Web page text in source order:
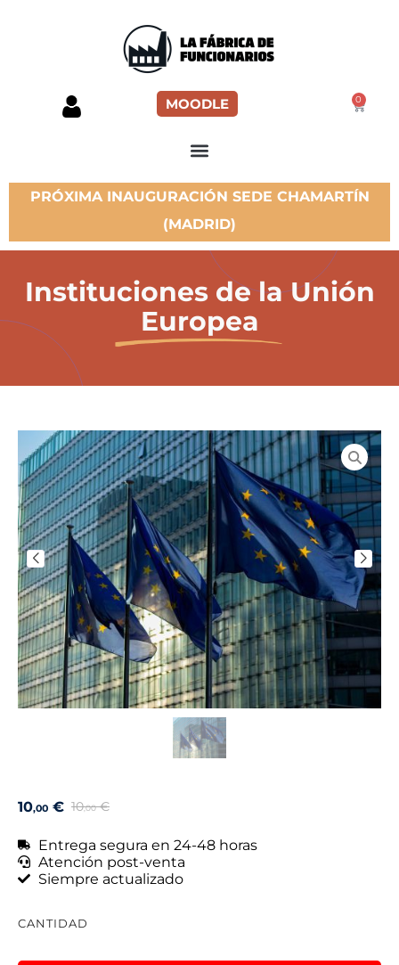
MOODLE 0
PRÓXIMA INAUGURACIÓN SEDE CHAMARTÍN
(MADRID)
Instituciones de la Unión
Europea
10,00 € 10,00 €
Entrega segura en 24-48 horas
Atención post-venta
Siempre actualizado
CANTIDAD